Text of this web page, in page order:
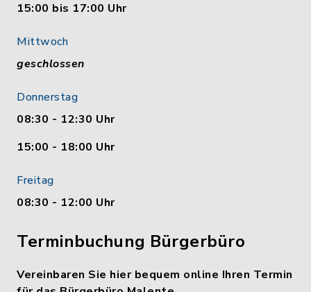
15:00 bis 17:00 Uhr
Mittwoch
geschlossen
Donnerstag
08:30 - 12:30 Uhr
15:00 - 18:00 Uhr
Freitag
08:30 - 12:00 Uhr
Terminbuchung Bürgerbüro
Vereinbaren Sie hier bequem online Ihren Termin